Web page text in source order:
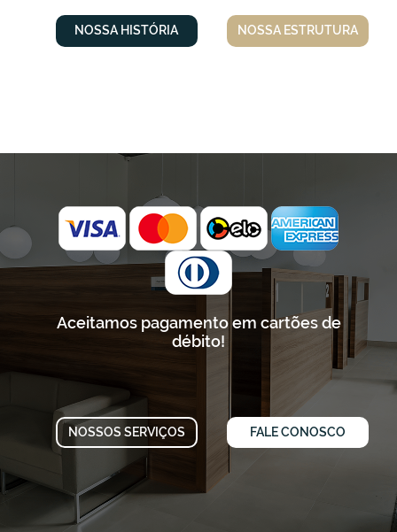
NOSSA HISTÓRIA NOSSA ESTRUTURA
Aceitamos pagamento em cartões de
débito!
NOSSOS SERVIÇOS FALE CONOSCO